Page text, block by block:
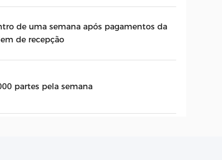
de uma semana após pagamentos da
de recepção
partes pela semana